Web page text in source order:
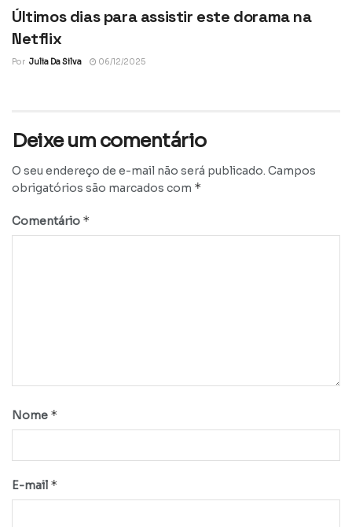
Últimos dias para assistir este dorama na
Netflix
Por Julia Da Silva 06/12/2025
Deixe um comentário
O seu endereço de e-mail não será publicado. Campos
obrigatórios são marcados com *
Comentário *
Nome *
E-mail *